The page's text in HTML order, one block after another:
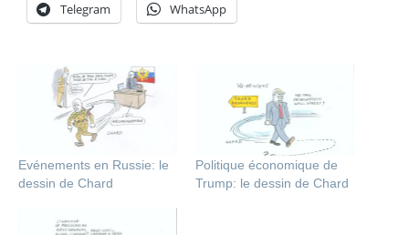
Telegram WhatsApp
Evénements en Russie: le
dessin de Chard
Politique économique de
Trump: le dessin de Chard